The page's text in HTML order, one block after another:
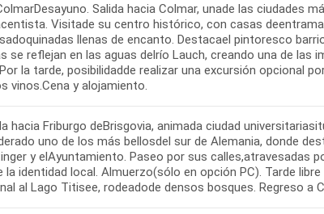
Salida hacia Colmar, unade las ciudades
Visitade su centro histórico, con casas
llenas de encanto. Destacael pintoresco
se reflejan en las aguas delrío Lauch, creando una de las
la tarde, posibilidadde realizar una excursión opcional
vinos.Cena y alojamiento.
hacia Friburgo deBrisgovia, animada ciudad
uno de los más bellosdel sur de Alemania, donde
y elAyuntamiento. Paseo por sus calles,atravesadas
identidad local. Almuerzo(sólo en opción PC). Tarde
al Lago Titisee, rodeadode densos bosques. Regreso a